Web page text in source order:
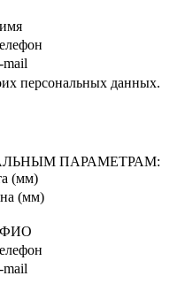
персональных данных.
ПАРАМЕТРАМ:
(мм)
(мм)
ФИО